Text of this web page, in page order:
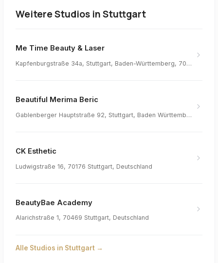
Weitere Studios inStuttgart
Me Time Beauty & Laser
Kapfenburgstraße 34a, Stuttgart, Baden-Württemberg, 70469, Germany
Beautiful Merima Beric
Gablenberger Hauptstraße 92, Stuttgart, Baden Württemberg, 70186, Germany
CK Esthetic
Ludwigstraße 16, 70176 Stuttgart, Deutschland
BeautyBae Academy
Alarichstraße 1, 70469 Stuttgart, Deutschland
Alle Studios in Stuttgart →